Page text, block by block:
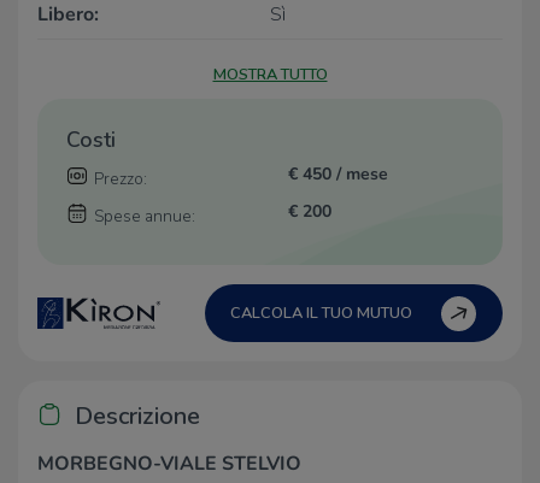
Libero:
Sì
MOSTRA TUTTO
Costi
Prezzo:
€ 450 / mese
Spese annue:
€ 200
CALCOLA IL TUO MUTUO
Descrizione
MORBEGNO-VIALE STELVIO